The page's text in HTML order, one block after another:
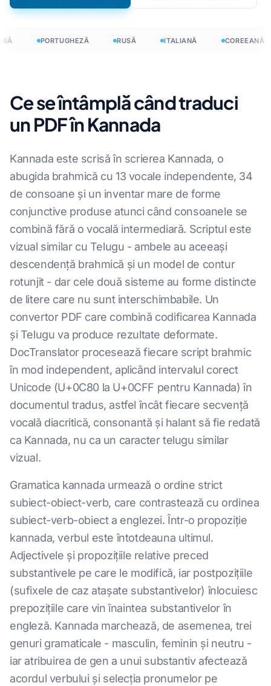
PORTUGHEZĂ RUSĂ ITALIANĂ COREEANĂ
Ce se întâmplă când traduci
un PDF în Kannada
Kannada este scrisă în scrierea Kannada, o
abugida brahmică cu 13 vocale independente, 34
de consoane și un inventar mare de forme
conjunctive produse atunci când consoanele se
combină fără o vocală intermediară. Scriptul este
vizual similar cu Telugu - ambele au aceeași
descendență brahmică și un model de contur
rotunjit - dar cele două sisteme au forme distincte
de litere care nu sunt interschimbabile. Un
convertor PDF care combină codificarea Kannada
și Telugu va produce rezultate deformate.
DocTranslator procesează fiecare script brahmic
în mod independent, aplicând intervalul corect
Unicode (U+0C80 la U+0CFF pentru Kannada) în
documentul tradus, astfel încât fiecare secvență
vocală diacritică, consonantă și halant să fie redată
ca Kannada, nu ca un caracter telugu similar
vizual.
Gramatica kannada urmează o ordine strict
subiect-obiect-verb, care contrastează cu ordinea
subiect-verb-obiect a englezei. Într-o propoziție
kannada, verbul este întotdeauna ultimul.
Adjectivele și propozițiile relative preced
substantivele pe care le modifică, iar postpozițiile
(sufixele de caz atașate substantivelor) înlocuiesc
prepozițiile care vin înaintea substantivelor în
engleză. Kannada marchează, de asemenea, trei
genuri gramaticale - masculin, feminin și neutru -
iar atribuirea de gen a unui substantiv afectează
acordul verbului și selecția pronumelor pe